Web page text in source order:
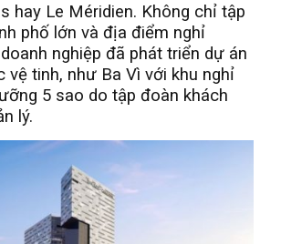
hay Le Méridien. Không chỉ tập
phố lớn và địa điểm nghỉ
nghiệp đã phát triển dự án
vệ tinh, như Ba Vì với khu nghỉ
5 sao do tập đoàn khách
lý.